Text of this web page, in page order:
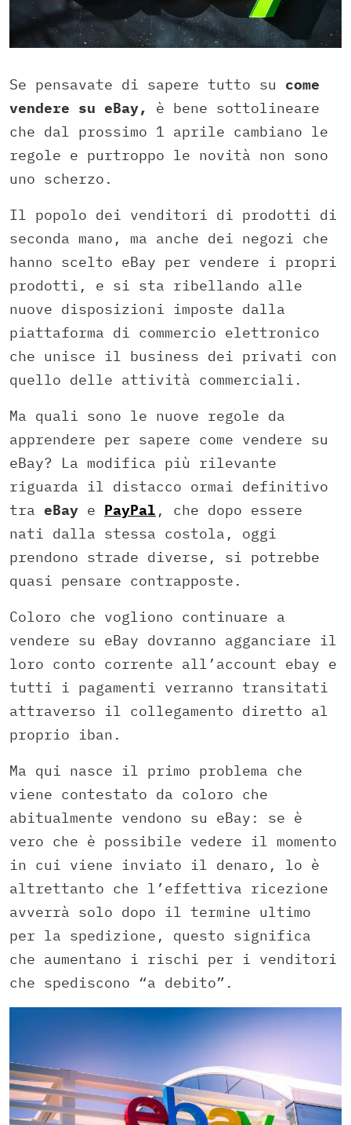
Se pensavate di sapere tutto su come
vendere su eBay,
è bene sottolineare
che dal prossimo 1 aprile cambiano le
regole e purtroppo le novità non sono
uno scherzo.
Il popolo dei venditori di prodotti di
seconda mano, ma anche dei negozi che
hanno scelto eBay per vendere i propri
prodotti, e si sta ribellando alle
nuove disposizioni imposte dalla
piattaforma di commercio elettronico
che unisce il business dei privati con
quello delle attività commerciali.
Ma quali sono le nuove regole da
apprendere per sapere come vendere su
eBay? La modifica più rilevante
riguarda il distacco ormai definitivo
tra eBay e PayPal , che dopo essere
nati dalla stessa costola, oggi
prendono strade diverse, si potrebbe
quasi pensare contrapposte.
Coloro che vogliono continuare a
vendere su eBay dovranno agganciare il
loro conto corrente all’account ebay e
tutti i pagamenti verranno transitati
attraverso il collegamento diretto al
proprio iban.
Ma qui nasce il primo problema che
viene contestato da coloro che
abitualmente vendono su eBay: se è
vero che è possibile vedere il momento
in cui viene inviato il denaro, lo è
altrettanto che l’effettiva ricezione
avverrà solo dopo il termine ultimo
per la spedizione, questo significa
che aumentano i rischi per i venditori
che spediscono “a debito”.